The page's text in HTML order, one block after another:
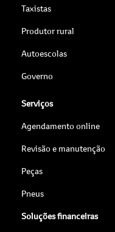
Taxistas
Produtor rural
Autoescolas
Governo
Serviços
Agendamento online
Revisão e manutenção
Peças
Pneus
Soluções financeiras